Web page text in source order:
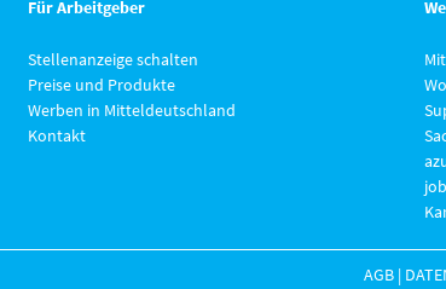
Für Arbeitgeber
Stellenanzeige schalten
Preise und Produkte
Werben in Mitteldeutschland
Kontakt
AGB |